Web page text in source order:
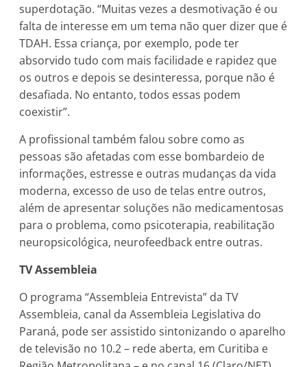
superdotação. “Muitas vezes a desmotivação é ou
falta de interesse em um tema não quer dizer que é
TDAH. Essa criança, por exemplo, pode ter
absorvido tudo com mais facilidade e rapidez que
os outros e depois se desinteressa, porque não é
desafiada. No entanto, todos essas podem
coexistir”.
A profissional também falou sobre como as
pessoas são afetadas com esse bombardeio de
informações, estresse e outras mudanças da vida
moderna, excesso de uso de telas entre outros,
além de apresentar soluções não medicamentosas
para o problema, como psicoterapia, reabilitação
neuropsicológica, neurofeedback entre outras.
TV Assembleia
O programa “Assembleia Entrevista” da TV
Assembleia, canal da Assembleia Legislativa do
Paraná, pode ser assistido sintonizando o aparelho
de televisão no 10.2 – rede aberta, em Curitiba e